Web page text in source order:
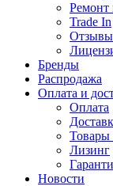
Ремонт
Trade In
Отзывы
Бренды
Распродажа
Оплата и
Оплата
Товары
Лизинг
Новости